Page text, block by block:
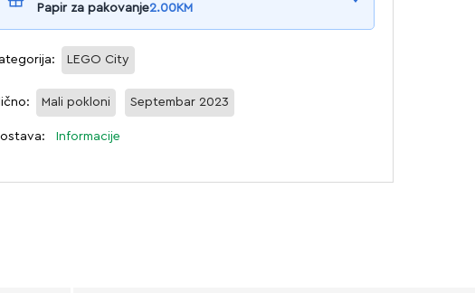
Papir za pakovanje2.00KM
LEGO City
Mali pokloni Septembar 2023
Informacije